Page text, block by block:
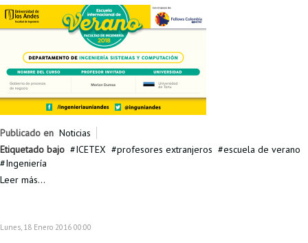
Publicado en Noticias
Etiquetado bajo
ICETEX profesores extranjeros
escuela de verano
Ingeniería
Leer más...
Lunes, 18 Enero 2016 00:00